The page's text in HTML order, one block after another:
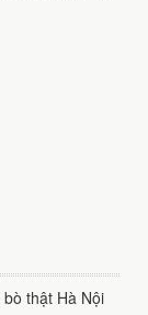
thật Hà Nội